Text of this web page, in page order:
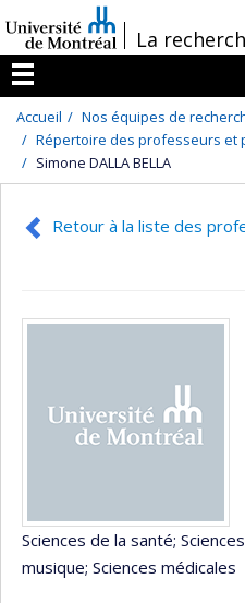
au
contenu
/La
Menu
Accueil
Nos équipes de
Répertoire des professeurs et
Simone DALLA BELLA
Retour à la liste des
Sciences de la santé;
musique; Sciences médicales